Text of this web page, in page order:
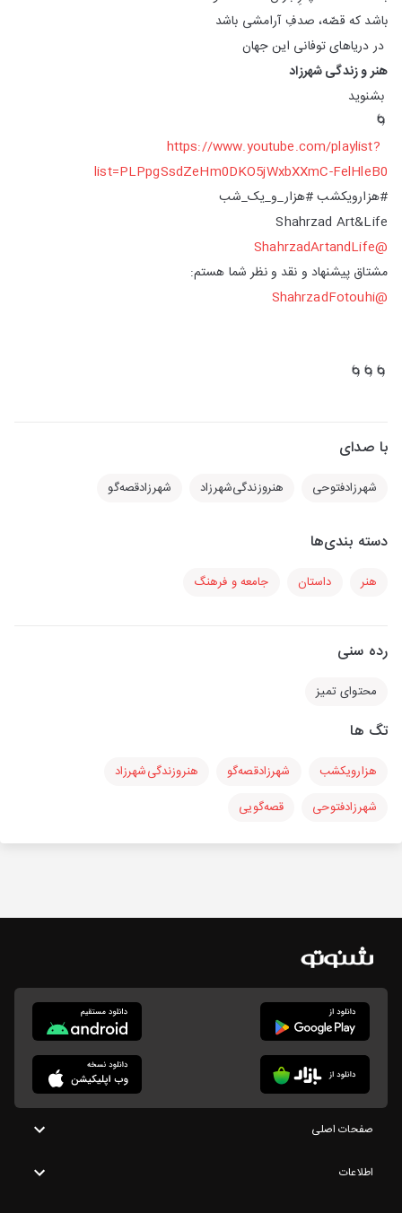
باشد که قصّه، صدفِ آرامشی باشد
در دریا‌های توفانی این جهان
هنر و زندگی شهرزاد
بشنوید
🌀
https://www.youtube.com/playlist?
list=PLPpgSsdZeHm0DKO5jWxbXXmC-FelHleB0
#هزارویکشب #هزار_و_یک_شب
Shahrzad Art&Life
@ShahrzadArtandLife
مشتاق پیشنهاد و نقد و نظر شما هستم:
@ShahrzadFotouhi
🌀🌀🌀
با صدای
شهرزادفتوحی هنرو‌زندگی‌شهرزاد شهرزادقصه‌گو
دسته بندی‌ها
هنر داستان جامعه و فرهنگ
رده سنی
محتوای تمیز
تگ ها
هزارویکشب شهرزادقصه‌گو
هنرو‌زندگی‌شهرزاد
شهرزادفتوحی
قصه‌گویی
صفحات اصلی
اطلاعات